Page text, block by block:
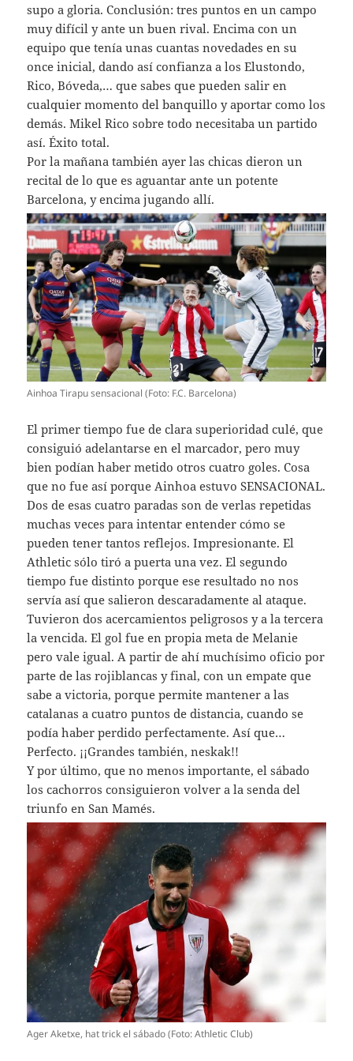
supo a gloria. Conclusión: tres puntos en un campo
muy difícil y ante un buen rival. Encima con un
equipo que tenía unas cuantas novedades en su
once inicial, dando así confianza a los Elustondo,
Rico, Bóveda,… que sabes que pueden salir en
cualquier momento del banquillo y aportar como los
demás. Mikel Rico sobre todo necesitaba un partido
así. Éxito total.
Por la mañana también ayer las chicas dieron un
recital de lo que es aguantar ante un potente
Barcelona, y encima jugando allí.
Ainhoa Tirapu sensacional (Foto: F.C. Barcelona)
El primer tiempo fue de clara superioridad culé, que
consiguió adelantarse en el marcador, pero muy
bien podían haber metido otros cuatro goles. Cosa
que no fue así porque Ainhoa estuvo SENSACIONAL.
Dos de esas cuatro paradas son de verlas repetidas
muchas veces para intentar entender cómo se
pueden tener tantos reflejos. Impresionante. El
Athletic sólo tiró a puerta una vez. El segundo
tiempo fue distinto porque ese resultado no nos
servía así que salieron descaradamente al ataque.
Tuvieron dos acercamientos peligrosos y a la tercera
la vencida. El gol fue en propia meta de Melanie
pero vale igual. A partir de ahí muchísimo oficio por
parte de las rojiblancas y final, con un empate que
sabe a victoria, porque permite mantener a las
catalanas a cuatro puntos de distancia, cuando se
podía haber perdido perfectamente. Así que…
Perfecto. ¡¡Grandes también, neskak!!
Y por último, que no menos importante, el sábado
los cachorros consiguieron volver a la senda del
triunfo en San Mamés.
Ager Aketxe, hat trick el sábado (Foto: Athletic Club)